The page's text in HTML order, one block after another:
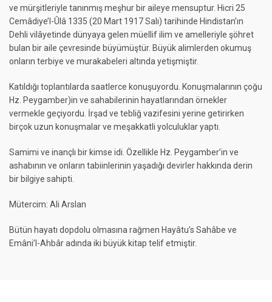
ve mürşitleriyle tanınmış meşhur bir aileye mensuptur. Hicri 25
Cemâdiye’l-Ûlâ 1335 (20 Mart 1917 Salı) tarihinde Hindistan’ın
Dehli vilâyetinde dünyaya gelen müellif ilim ve amelleriyle şöhret
bulan bir aile çevresinde büyümüştür. Büyük alimlerden okumuş
onların terbiye ve murakabeleri altında yetişmiştir.
Katıldığı toplantılarda saatlerce konuşuyordu. Konuşmalarının çoğu
Hz. Peygamber)in ve sahabilerinin hayatlarından örnekler
vermekle geçiyordu. İrşad ve tebliğ vazifesini yerine getirirken
birçok uzun konuşmalar ve meşakkatli yolculuklar yaptı.
Samimi ve inançlı bir kimse idi. Özellikle Hz. Peygamber’in ve
ashabının ve onların tabiinlerinin yaşadığı devirler hakkında derin
bir bilgiye sahipti.
Mütercim: Ali Arslan
Bütün hayatı dopdolu olmasına rağmen Hayâtu’s Sahâbe ve
Emâni’l-Ahbâr adında iki büyük kitap telif etmiştir.